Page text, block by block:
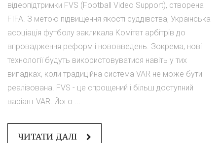
відеопідтримки FVS (Football Video Support), створена
FIFA. З метою підвищення якості суддівства, Українська
асоціація футболу закликала Комітет арбітрів до
впровадження реформ і нововведень. Зокрема, нові
технології будуть використовуватися навіть у тих
випадках, коли традиційна система VAR не може бути
реалізована. FVS - це спрощений і більш доступний
варіант VAR. Його ...
ЧИТАТИ ДАЛІ